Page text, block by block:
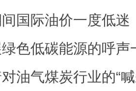
际油价一度低迷
色低碳能源的呼
油气煤炭行业的“